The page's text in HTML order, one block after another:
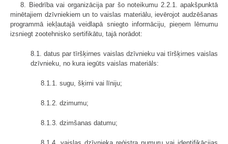
8. Biedrība vai organizācija par šo noteikumu 2.2.1. apakšpunktā
minētajiem dzīvniekiem un to vaislas materiālu, ievērojot audzēšanas
programmā iekļautajā veidlapā sniegto informāciju, pieņem lēmumu
izsniegt zootehnisko sertifikātu, tajā norādot:
8.1. datus par tīršķirnes vaislas dzīvnieku vai tīršķirnes vaislas
dzīvnieku, no kura iegūts vaislas materiāls:
8.1.1. sugu, šķirni vai līniju;
8.1.2. dzimumu;
8.1.3. dzimšanas datumu;